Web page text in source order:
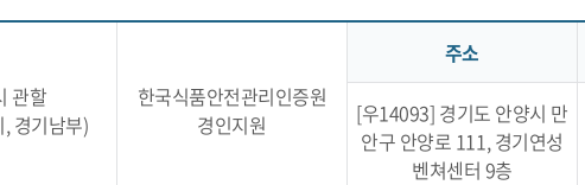
관할
경기남부)
한국식품안전관리인증원
경인지원
주소
[우14093] 경기도 안양시 만
안구 안양로 111, 경기연성
벤쳐센터 9층